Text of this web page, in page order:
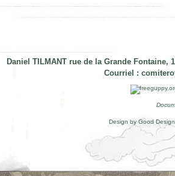
Daniel TILMANT rue de la Grande Fontaine,
Courriel :
Design by Good